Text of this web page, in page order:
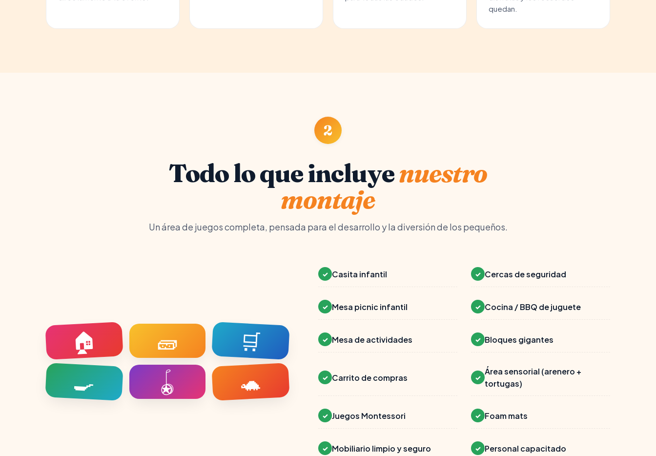
quedan.
2
Todo lo que incluyenuestro
montaje
Un área de juegos completa, pensada para el desarrollo y la diversión de los pequeños.
🏠 🧱
🛒
🍳
🪀 🐢
✓ Casita infantil ✓ Cercas de seguridad
✓ Mesa picnic infantil ✓ Cocina / BBQ de juguete
✓ Mesa de actividades ✓ Bloques gigantes
✓ Carrito de compras ✓
Área sensorial (arenero +
tortugas)
✓ Juegos Montessori ✓ Foam mats
✓ Mobiliario limpio y seguro ✓ Personal capacitado